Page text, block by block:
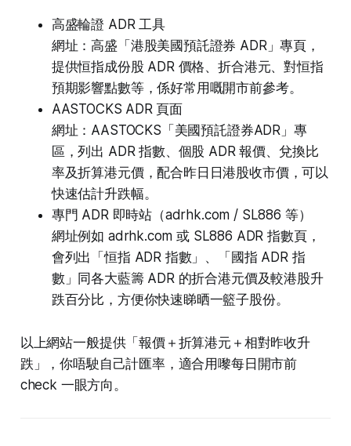
高盛輪證 ADR 工具
網址：高盛「港股美國預託證券 ADR」專頁，
提供恒指成份股 ADR 價格、折合港元、對恒指
預期影響點數等，係好常用嘅開市前參考。
AASTOCKS ADR 頁面
網址：AASTOCKS「美國預託證券ADR」專
區，列出 ADR 指數、個股 ADR 報價、兌換比
率及折算港元價，配合昨日日港股收市價，可以
快速估計升跌幅。
專門 ADR 即時站（adrhk.com / SL886 等）
網址例如 adrhk.com 或 SL886 ADR 指數頁，
會列出「恒指 ADR 指數」、「國指 ADR 指
數」同各大藍籌 ADR 的折合港元價及較港股升
跌百分比，方便你快速睇晒一籃子股份。
以上網站一般提供「報價＋折算港元＋相對昨收升
跌」，你唔駛自己計匯率，適合用嚟每日開市前
check 一眼方向。